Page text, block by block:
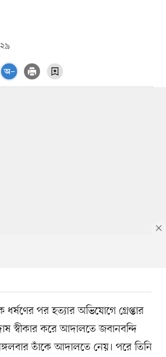
ধর্ষণের পর হত্যার অভিযোগে গ্রেপ্তার
স্বীকার করে আদালতে জবানবন্দি
তাঁকে আদালতে নেয়। পরে তিনি